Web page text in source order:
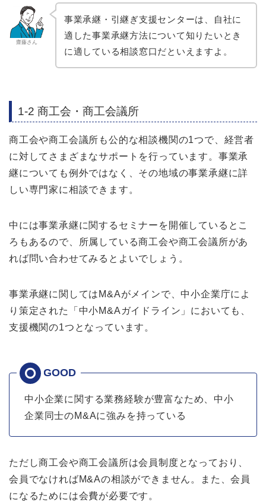
齋藤さん
事業承継・引継ぎ支援センターは、自社に
適した事業承継方法について知りたいとき
に適している相談窓口だといえますよ。
1-2 商工会・商工会議所
商工会や商工会議所も公的な相談機関の1つで、経営者
に対してさまざまなサポートを行っています。事業承
継についても例外ではなく、その地域の事業承継に詳
しい専門家に相談できます。
中には事業承継に関するセミナーを開催しているとこ
ろもあるので、所属している商工会や商工会議所があ
れば問い合わせてみるとよいでしょう。
事業承継に関してはM&Aがメインで、中小企業庁によ
り策定された「中小M&Aガイドライン」においても、
支援機関の1つとなっています。
中小企業に関する業務経験が豊富なため、中小
企業同士のM&Aに強みを持っている
ただし商工会や商工会議所は会員制度となっており、
会員でなければM&Aの相談ができません。また、会員
になるためには会費が必要です。